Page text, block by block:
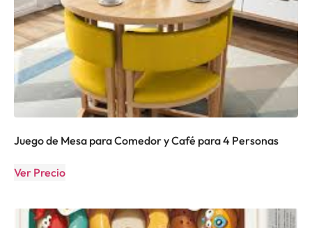
Juego de Mesa para Comedor y Café para 4 Personas
Ver Precio